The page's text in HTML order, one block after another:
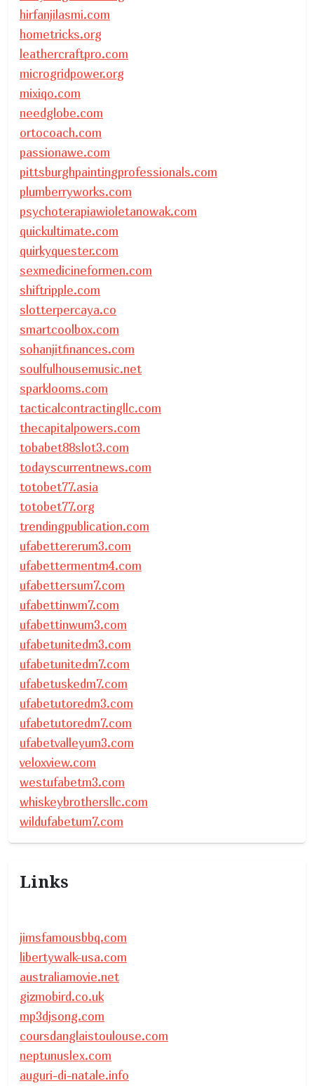
hirfanjilasmi.com
hometricks.org
leathercraftpro.com
microgridpower.org
mixiqo.com
needglobe.com
ortocoach.com
passionawe.com
pittsburghpaintingprofessionals.com
plumberryworks.com
psychoterapiawioletanowak.com
quickultimate.com
quirkyquester.com
sexmedicineformen.com
shiftripple.com
slotterpercaya.co
smartcoolbox.com
sohanjitfinances.com
soulfulhousemusic.net
sparklooms.com
tacticalcontractingllc.com
thecapitalpowers.com
tobabet88slot3.com
todayscurrentnews.com
totobet77.asia
totobet77.org
trendingpublication.com
ufabettererum3.com
ufabettermentm4.com
ufabettersum7.com
ufabettinwm7.com
ufabettinwum3.com
ufabetunitedm3.com
ufabetunitedm7.com
ufabetuskedm7.com
ufabetutoredm3.com
ufabetutoredm7.com
ufabetvalleyum3.com
veloxview.com
westufabetm3.com
whiskeybrothersllc.com
wildufabetum7.com
Links
jimsfamousbbq.com
libertywalk-usa.com
australiamovie.net
gizmobird.co.uk
mp3djsong.com
coursdanglaistoulouse.com
neptunuslex.com
auguri-di-natale.info